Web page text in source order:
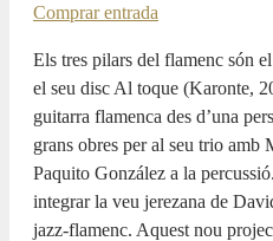
Comprar entrada
Els tres pilars del flamenc són
el seu disc Al toque (Karonte,
guitarra flamenca des d’una
grans obres per al seu trio amb
Paquito González a la
integrar la veu jerezana de
jazz-flamenc. Aquest nou